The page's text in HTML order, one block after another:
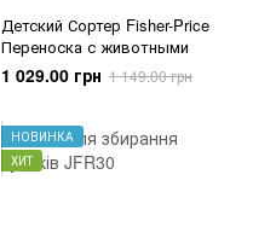
Детский Сортер Fisher-Price
Переноска с животными
1 029.00 грн 1 149.00 грн
НОВИНКА
ХИТ